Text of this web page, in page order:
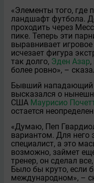
«Элементы того, где
ландшафт футбола.
проходить через
пике. Теперь эти
выравнивает
исчезает фигура
так долго, Эден Азар
более ровно», –
Бывший нападающий
высказался о
США Маурисио
остаeтся
«Думаю, Пеп
вариантом. Для него
специалист, а это
возможно, займeт
тренер, он сделал
Было бы круто, если
международном», –